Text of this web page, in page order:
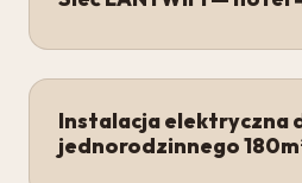
Instalacja elektryczna
jednorodzinnego